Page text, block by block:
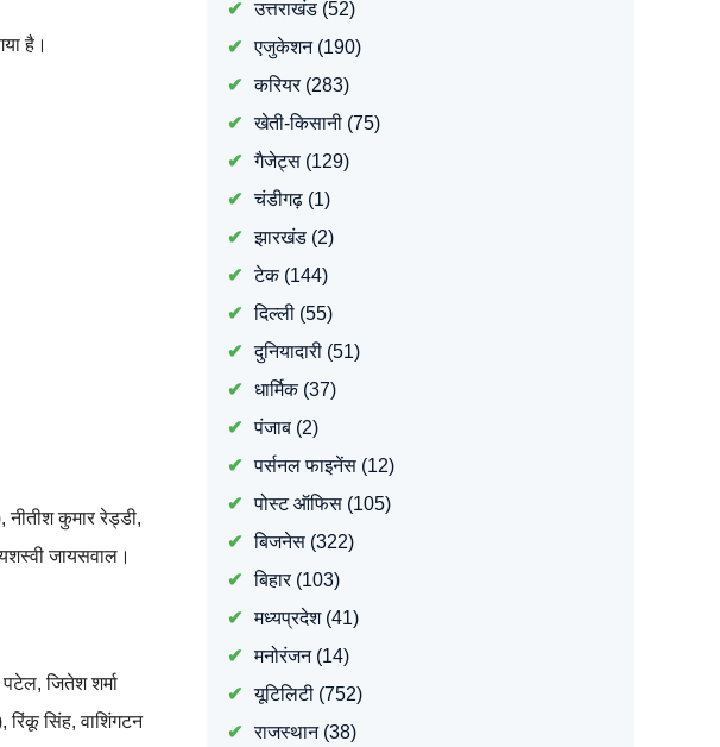
है।
नीतीश कुमार रेड्डी,
जायसवाल।
जितेश शर्मा
रिंकू सिंह, वाशिंगटन
उत्तराखंड(52)
एजुकेशन(190)
करियर(283)
खेती-किसानी(75)
गैजेट्स(129)
चंडीगढ़(1)
झारखंड(2)
टेक(144)
दिल्ली(55)
दुनियादारी(51)
धार्मिक(37)
पंजाब(2)
पर्सनल फाइनेंस(12)
पोस्ट ऑफिस(105)
बिजनेस(322)
बिहार(103)
मध्यप्रदेश(41)
मनोरंजन(14)
यूटिलिटी(752)
राजस्थान(38)